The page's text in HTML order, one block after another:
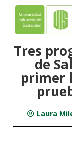
Tres
de
primer
Laura